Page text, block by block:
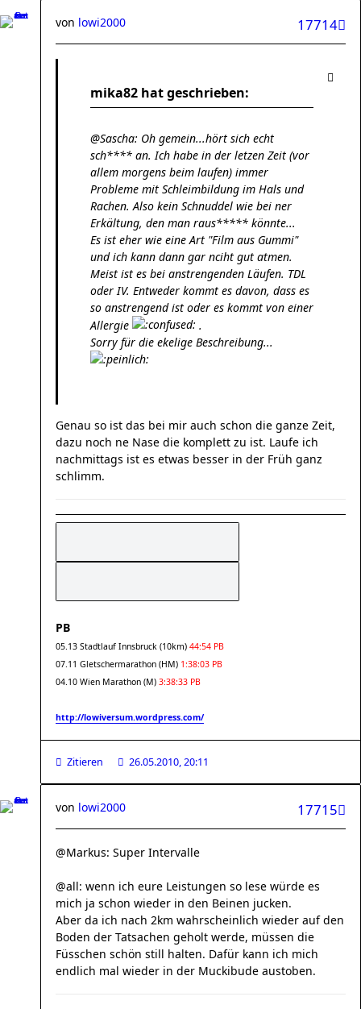
17714
von lowi2000
mika82 hat geschrieben:
@Sascha: Oh gemein...hört sich echt
sch**** an. Ich habe in der letzen Zeit (vor
allem morgens beim laufen) immer
Probleme mit Schleimbildung im Hals und
Rachen. Also kein Schnuddel wie bei ner
Erkältung, den man raus***** könnte...
Es ist eher wie eine Art "Film aus Gummi"
und ich kann dann gar nciht gut atmen.
Meist ist es bei anstrengenden Läufen. TDL
oder IV. Entweder kommt es davon, dass es
so anstrengend ist oder es kommt von einer
Allergie
.
Sorry für die ekelige Beschreibung...
Genau so ist das bei mir auch schon die ganze Zeit,
dazu noch ne Nase die komplett zu ist. Laufe ich
nachmittags ist es etwas besser in der Früh ganz
schlimm.
PB
05.13 Stadtlauf Innsbruck (10km) 44:54 PB
07.11 Gletschermarathon (HM) 1:38:03 PB
04.10 Wien Marathon (M) 3:38:33 PB
http://lowiversum.wordpress.com/
Zitieren 26.05.2010, 20:11
17715
von lowi2000
@Markus: Super Intervalle
@all: wenn ich eure Leistungen so lese würde es
mich ja schon wieder in den Beinen jucken.
Aber da ich nach 2km wahrscheinlich wieder auf den
Boden der Tatsachen geholt werde, müssen die
Füsschen schön still halten. Dafür kann ich mich
endlich mal wieder in der Muckibude austoben.